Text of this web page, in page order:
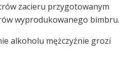
zacieru przygotowanym
wyprodukowanego bimbru.
alkoholu mężczyźnie grozi